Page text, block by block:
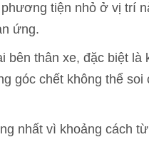
tiện nhỏ ở vị trí
ứng.
bên thân xe, đặc biệt
góc chết không thể
nhất vì khoảng cách